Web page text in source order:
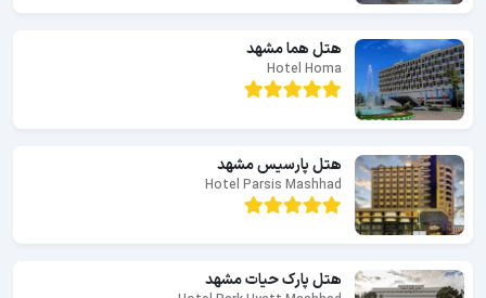
هتل هما مشهد
Hotel Homa
هتل پارسیس مشهد
Hotel Parsis Mashhad
هتل پارک حیات مشهد